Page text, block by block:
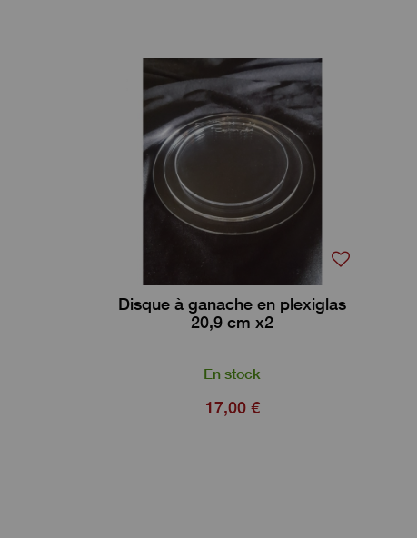
Disque à ganache en plexiglas
20,9 cm x2
En stock
17,00 €